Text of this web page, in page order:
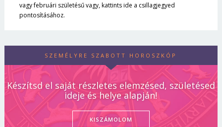
vagy februári születésű vagy, kattints ide a csillagjegyed
pontosításához.
SZEMÉLYRE SZABOTT HOROSZKÓP
Készítsd el saját részletes elemzésed, születésed
ideje és helye alapján!
KISZÁMOLOM